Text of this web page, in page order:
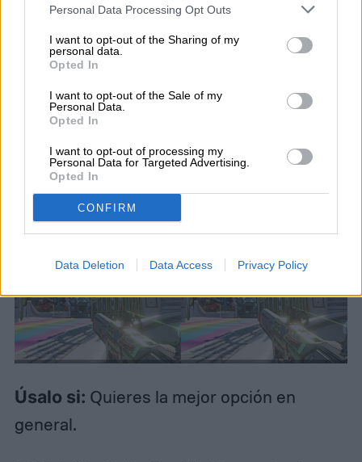
Personal Data Processing Opt Outs
I want to opt-out of the Sharing of my
personal data.
Opted In
I want to opt-out of the Sale of my
Personal Data.
Opted In
I want to opt-out of processing my
Personal Data for Targeted Advertising.
Opted In
CONFIRM
Data Deletion Data Access Privacy Policy
junto con vectores de movimiento para
Ofrece un sólido equilibrio entre calidad y
juegos modernos.
Úsalo si: Quieres la mejor opción en
general.